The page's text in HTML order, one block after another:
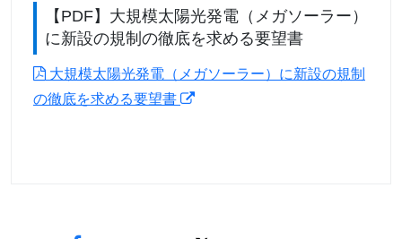
【PDF】大規模太陽光発電（メガソーラー）
に新設の規制の徹底を求める要望書
大規模太陽光発電（メガソーラー）に新設の規制
の徹底を求める要望書